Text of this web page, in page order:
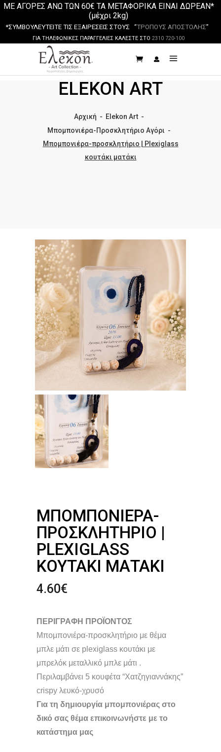
ΜΕ ΑΓΟΡΕΣ ΑΝΩ ΤΩΝ 60€ ΤΑ ΜΕΤΑΦΟΡΙΚΑ ΕΙΝΑΙ ΔΩΡΕΑΝ*
(μέχρι 2kg)
*ΣΥΜΒΟΥΛΕΥΤΕΙΤΕ ΤΙΣ ΕΞΑΙΡΕΣΕΙΣ ΣΤΟΥΣ “ΤΡΟΠΟΥΣ ΑΠΟΣΤΟΛΗΣ”
ΓΙΑ ΤΗΛΕΦΩΝΙΚΕΣ ΠΑΡΑΓΓΕΛΙΕΣ ΚΑΛΕΣΤΕ ΣΤΟ 2310 720-100
ELEKON ART
Αρχική - Elekon Art -
Μπομπονιέρα-Προσκλητήριο Αγόρι -
Μπομπονιέρα-προσκλητήριο | Plexiglass
κουτάκι ματάκι
ΜΠΟΜΠΟΝΙΈΡΑ-
ΠΡΟΣΚΛΗΤΉΡΙΟ |
PLEXIGLASS
ΚΟΥΤΆΚΙ ΜΑΤΆΚΙ
4.60€
ΠΕΡΙΓΡΑΦΗ ΠΡΟΪΟΝΤΟΣ
Μπομπονιέρα-προσκλητήριο με θέμα
μπλε μάτι σε plexiglass κουτάκι με
μπρελόκ μεταλλικό μπλε μάτι .
Περιλαμβάνει 5 κουφέτα “Χατζηγιαννάκης”
crispy λευκό-χρυσό
Για τη δημιουργία μπομπονιέρας στο
δικό σας θέμα επικοινωνήστε με το
κατάστημα μας